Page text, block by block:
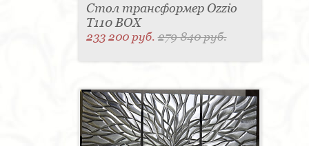
Стол трансформер Ozzio
T110 BOX
233 200 руб.279 840 руб.